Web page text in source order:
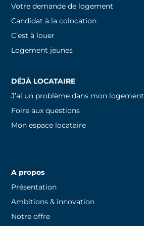
Votre demande de logement
Candidat à la colocation
C’est à louer
Logement jeunes
DÉJÀ LOCATAIRE
J’ai un problème dans mon logement
Foire aux questions
Mon espace locataire
A propos
Présentation
Ambitions & innovation
Notre offre